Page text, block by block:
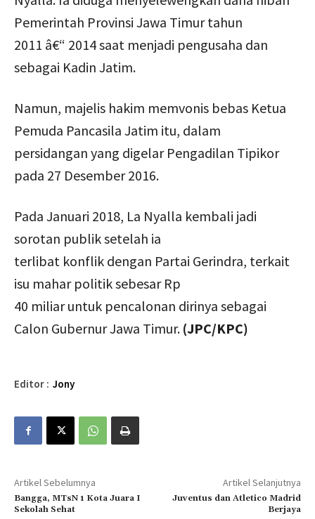
Pemerintah Provinsi Jawa Timur tahun
2011 â€“ 2014 saat menjadi pengusaha dan
sebagai Kadin Jatim.
Namun, majelis hakim memvonis bebas Ketua
Pemuda Pancasila Jatim itu, dalam
persidangan yang digelar Pengadilan Tipikor
pada 27 Desember 2016.
Pada Januari 2018, La Nyalla kembali jadi
sorotan publik setelah ia
terlibat konflik dengan Partai Gerindra, terkait
isu mahar politik sebesar Rp
40 miliar untuk pencalonan dirinya sebagai
Calon Gubernur Jawa Timur. (JPC/KPC)
Editor : Jony
Artikel Sebelumnya
Bangga, MTsN 1 Kota Juara I
Sekolah Sehat
Artikel Selanjutnya
Juventus dan Atletico Madrid
Berjaya